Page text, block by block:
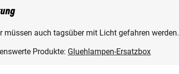
müssen auch tagsüber mit Licht gefahren werden.
Produkte: Gluehlampen-Ersatzbox